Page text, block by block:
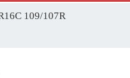
109/107R